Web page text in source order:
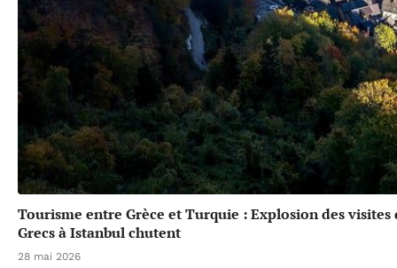
Tourisme entre Grèce et Turquie : Explosion des
Grecs à Istanbul chutent
28 mai 2026